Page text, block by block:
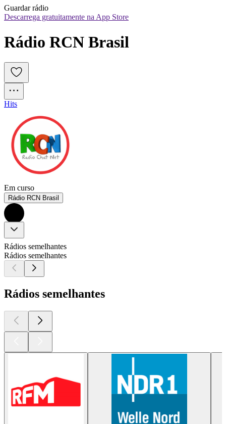
Guardar rádio
Descarrega gratuitamente na App Store
Rádio RCN Brasil
Hits
Em curso
Rádio RCN Brasil
Rádios semelhantes
Rádios semelhantes
Rádios semelhantes